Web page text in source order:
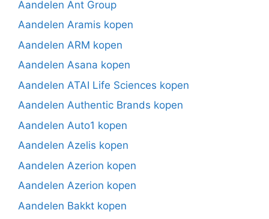
Aandelen Ant Group
Aandelen Aramis kopen
Aandelen ARM kopen
Aandelen Asana kopen
Aandelen ATAI Life Sciences kopen
Aandelen Authentic Brands kopen
Aandelen Auto1 kopen
Aandelen Azelis kopen
Aandelen Azerion kopen
Aandelen Azerion kopen
Aandelen Bakkt kopen